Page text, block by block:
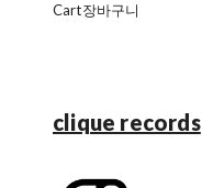
Cart장바구니
clique records